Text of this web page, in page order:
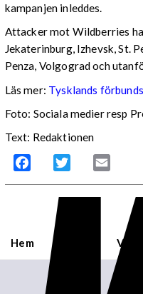
kampanjen inleddes.
Attacker mot Wildberries
Jekaterinburg, Izhevsk, St.
Penza, Volgograd och
Läs mer: Tysklands
Foto: Sociala medier resp
Text: Redaktionen
Facebook Twitter
Hem